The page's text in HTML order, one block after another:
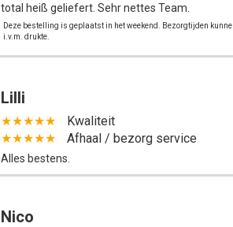
total heiß geliefert. Sehr nettes Team.
Deze bestelling is geplaatst in het weekend. Bezorgtijden
i.v.m. drukte.
Lilli
★★★★★
Kwaliteit
★★★★★
Afhaal / bezorg service
Alles bestens.
Nico